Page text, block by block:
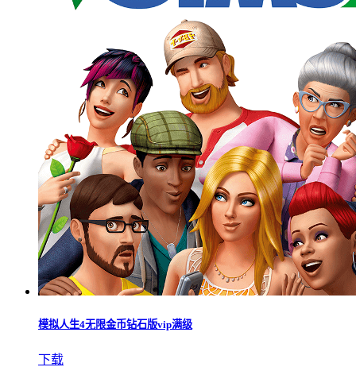
模拟人生4无限金币钻石版vip满级
下载